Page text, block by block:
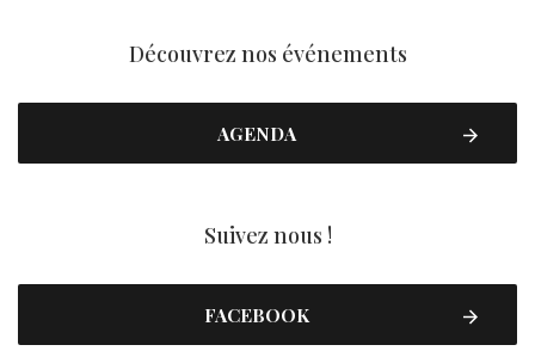
Découvrez nos événements
AGENDA
Suivez nous !
FACEBOOK